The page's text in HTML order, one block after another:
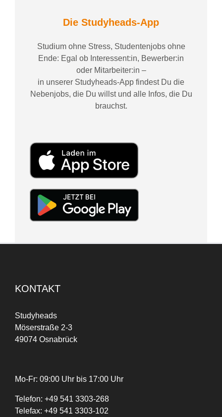
Die Studyheads-App
Studium ohne Stress, Studentenjobs ohne
Ende: Egal ob Interessent:in, Bewerber:in
oder Mitarbeiter:in –
in unserer Studyheads-App findest Du die
Nebenjobs, die Du willst und alle Infos, die Du
brauchst.
KONTAKT
Studyheads
Möserstraße 2-3
49074 Osnabrück
Mo-Fr: 09:00 Uhr bis 17:00 Uhr
Telefon: +49 541 3303-268
Telefax: +49 541 3303-102